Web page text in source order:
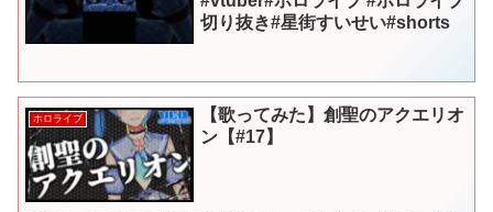
切り抜き#星街すいせい#shorts
ホロライブ
【歌ってみた】創聖のアクエリオ
ン【#17】